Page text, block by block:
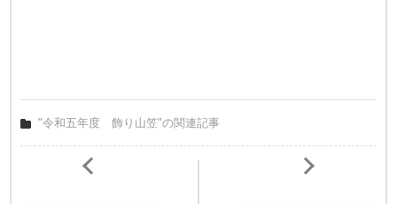
"令和五年度 飾り山笠"の関連記事